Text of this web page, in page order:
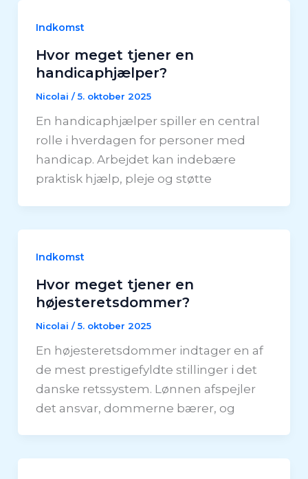
Indkomst
Hvor meget tjener en
handicaphjælper?
Nicolai /5. oktober 2025
En handicaphjælper spiller en central
rolle i hverdagen for personer med
handicap. Arbejdet kan indebære
praktisk hjælp, pleje og støtte
Indkomst
Hvor meget tjener en
højesteretsdommer?
Nicolai /5. oktober 2025
En højesteretsdommer indtager en af
de mest prestigefyldte stillinger i det
danske retssystem. Lønnen afspejler
det ansvar, dommerne bærer, og